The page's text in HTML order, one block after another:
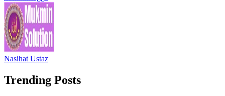
Nasihat Ustaz
Trending Posts